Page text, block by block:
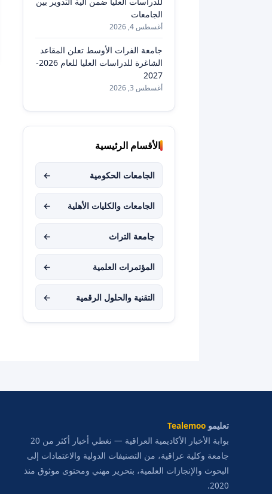
الجامعات
أغسطس 4, 2026
جامعة الفرات الأوسط تعلن المقاعد
الشاغرة للدراسات العليا للعام 2026-
2027
أغسطس 3, 2026
الأقسام الرئيسية
الجامعات الحكومية ←
الجامعات والكليات الأهلية ←
جامعة التراث ←
المؤتمرات العلمية ←
التقنية والحلول الرقمية ←
تعليمو Tealemoo
بوابة الأخبار الأكاديمية العراقية — نغطي أخبار أكثر من 20
جامعة وكلية عراقية، من التصنيفات الدولية والاعتمادات إلى
البحوث والإنجازات العلمية، بتحرير مهني ومحتوى موثوق منذ
2020.